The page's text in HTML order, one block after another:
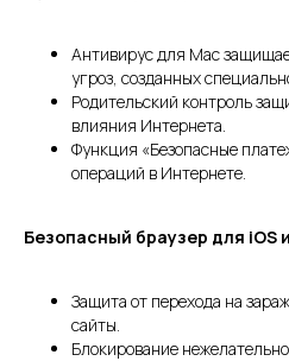
Антивирус для Mac
угроз, созданных
Родительский контроль
влияния Интернета.
Функция «Безопасные
операций в Интернете.
Безопасный браузер для iOS
Защита от перехода на
сайты.
Блокирование